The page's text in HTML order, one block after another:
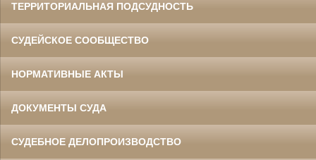
ТЕРРИТОРИАЛЬНАЯ ПОДСУДНОСТЬ
СУДЕЙСКОЕ СООБЩЕСТВО
НОРМАТИВНЫЕ АКТЫ
ДОКУМЕНТЫ СУДА
СУДЕБНОЕ ДЕЛОПРОИЗВОДСТВО